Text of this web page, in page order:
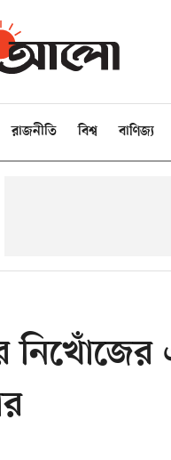
রাজনীতি বিশ্ব বাণিজ্য
নিখোঁজের